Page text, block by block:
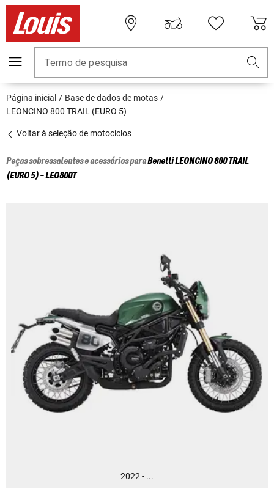
Termo de pesquisa
Página inicial
Base de dados de motas
LEONCINO 800 TRAIL (EURO 5)
Voltar à seleção de motociclos
Peças sobressalentes e acessórios paraBenelliLEONCINO 800 TRAIL
(EURO 5) - LEO800T
2022 - ...